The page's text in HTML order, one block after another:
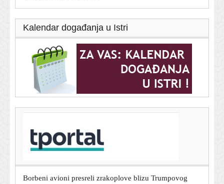
Kalendar događanja u Istri
U Rusiju stigla specijalna jedinica Korejaca: Nose oružje
kojeg se Ukrajinci najviše boje
golf kluba